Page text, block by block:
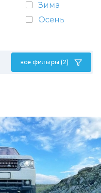
Зима
Осень
все фильтры (2)